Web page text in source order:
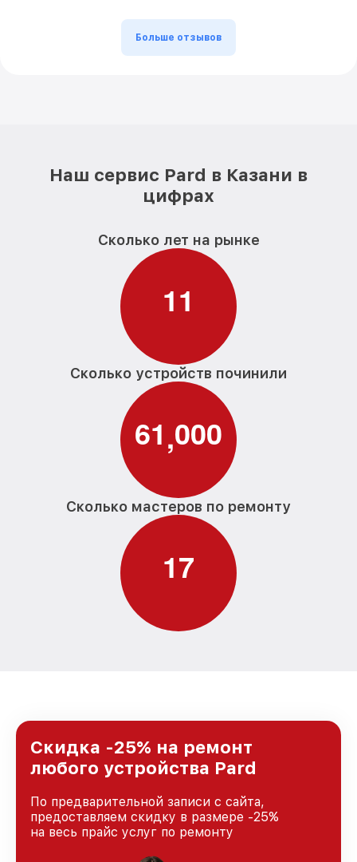
Больше отзывов
Наш сервис Pard в Казани в
цифрах
Сколько лет на рынке
11
Сколько устройств починили
61,000
Сколько мастеров по ремонту
17
Скидка -25% на ремонт
любого устройства Pard
По предварительной записи с сайта,
предоставляем скидку в размере -25%
на весь прайс услуг по ремонту